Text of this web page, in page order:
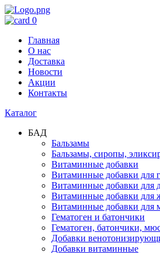
0
Главная
О нас
Доставка
Новости
Акции
Контакты
Каталог
БАД
Бальзамы
Бальзамы, сиропы,
Витаминные добавки
Витаминные добавки для
Витаминные добавки для
Витаминные добавки для
Витаминные добавки для
Гематоген и батончики
Гематоген, батончики,
Добавки
Добавки витаминные